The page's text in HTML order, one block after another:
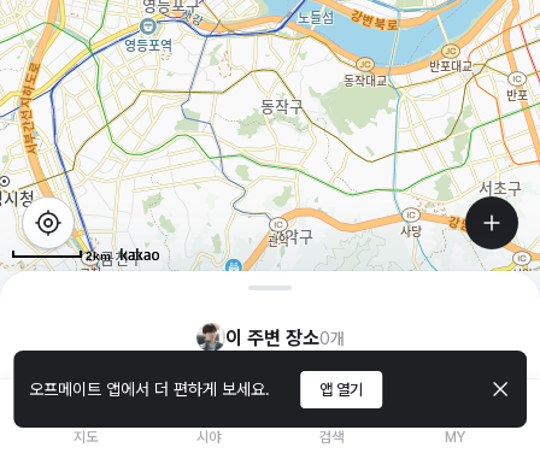
오프메이트 앱에서 더 편하게 보세요. 앱 열기
2km
이 주변 장소0개
지도 시야 검색 MY